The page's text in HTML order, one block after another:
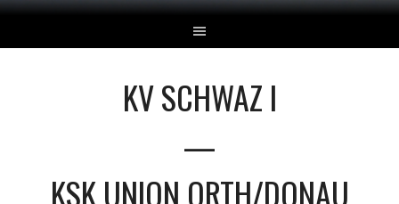
KV SCHWAZ I
—
KSK UNION ORTH/DONAU